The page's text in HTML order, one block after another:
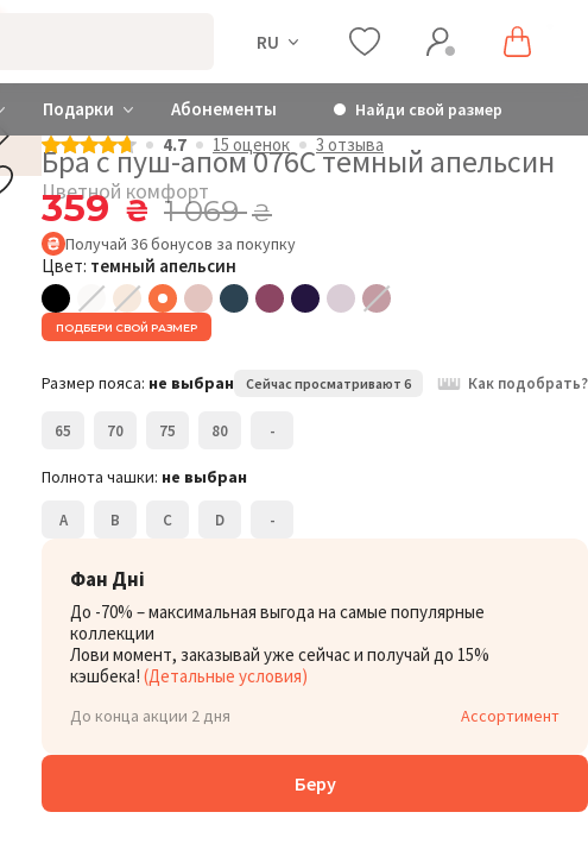
RU
Подарки Абонементы Найди свой размер
4.7 15 оценок 3 отзыва
Бра с пуш-апом 076C темный апельсин
Цветной комфорт
359₴ 1 069₴
Получай 36бонусов за покупку
Цвет: темный апельсин
ПОДБЕРИ СВОЙ РАЗМЕР
Размер пояса: не выбран Сейчас просматривают 6 Как подобрать?
65 70 75 80 -
Полнота чашки: не выбран
A B C D -
Фан Дні
До -70% – максимальная выгода на самые популярные
коллекции
Лови момент, заказывай уже сейчас и получай до 15%
кэшбека! (Детальные условия)
До конца акции 2 дня Ассортимент
Беру